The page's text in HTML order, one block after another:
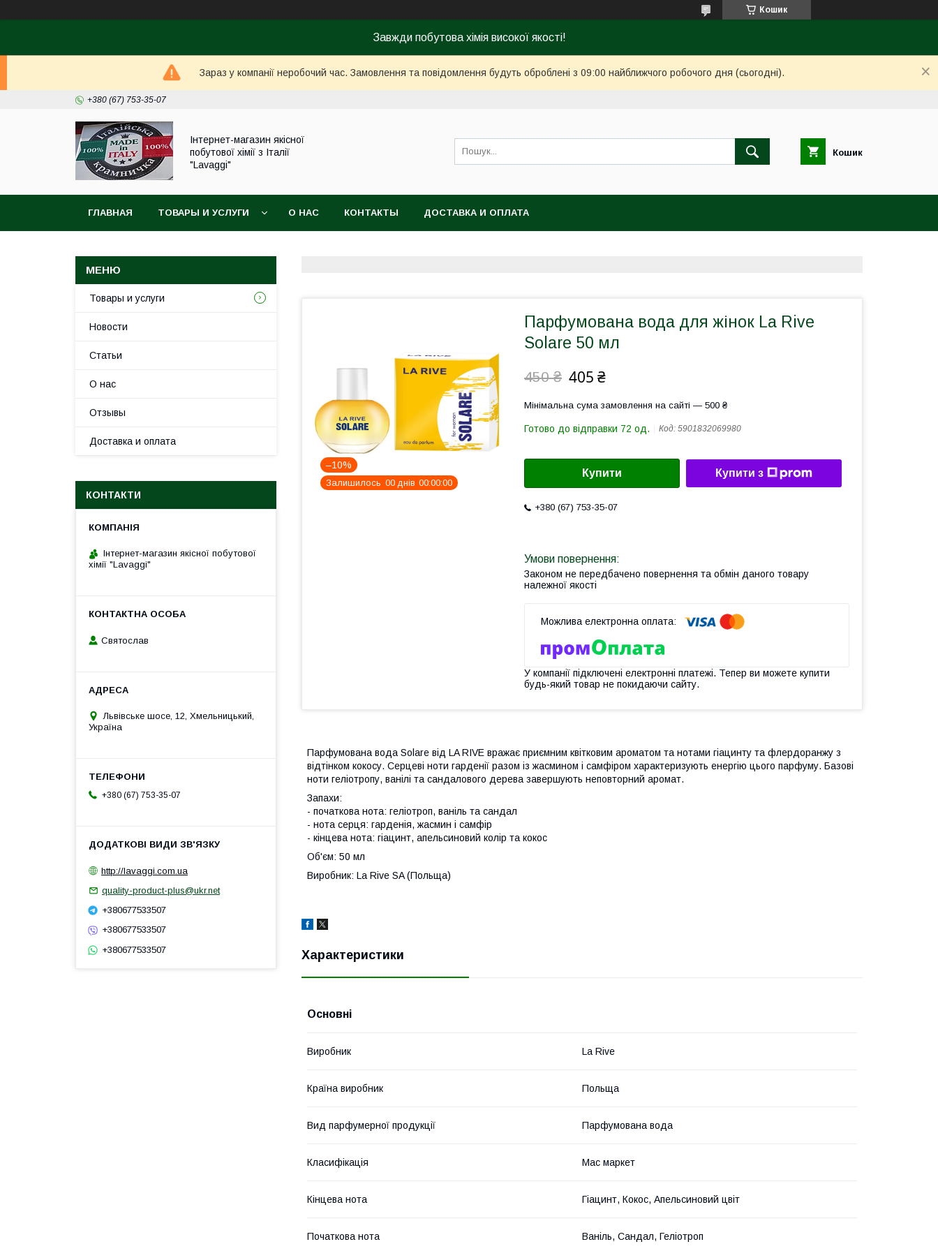
Кошик
Завжди побутова хімія високої якості!
Зараз у компанії неробочий час. Замовлення та повідомлення будуть оброблені з 09:00 найближчого робочого дня (сьогодні).
+380 (67) 753-35-07
Інтернет-магазин якісної
побутової хімії з Італії
"Lavaggi"
Кошик
ГЛАВНАЯ ТОВАРЫ И УСЛУГИ О НАС КОНТАКТЫ ДОСТАВКА И ОПЛАТА
–10%
Залишилось 00 днів 00 00 00
Парфумована вода для жінок La Rive
Solare 50 мл
450 ₴ 405 ₴
Мінімальна сума замовлення на сайті — 500 ₴
Готово до відправки 72 од. Код: 5901832069980
Купити Купити з
+380 (67) 753-35-07
Законом не передбачено повернення та обмін даного товару
належної якості
У компанії підключені електронні платежі. Тепер ви можете купити
будь-який товар не покидаючи сайту.
Парфумована вода Solare від LA RIVE вражає приємним квітковим ароматом та нотами гіацинту та флердоранжу з
відтінком кокосу. Серцеві ноти гарденії разом із жасмином і самфіром характеризують енергію цього парфуму. Базові
ноти геліотропу, ванілі та сандалового дерева завершують неповторний аромат.
Запахи:
- початкова нота: геліотроп, ваніль та сандал
- нота серця: гарденія, жасмин і самфір
- кінцева нота: гіацинт, апельсиновий колір та кокос
Об'єм: 50 мл
Виробник: La Rive SA (Польща)
Характеристики
Основні
Виробник La Rive
Країна виробник Польща
Вид парфумерної продукції Парфумована вода
Класифікація Мас маркет
Кінцева нота Гіацинт, Кокос, Апельсиновий цвіт
Початкова нота Ваніль, Сандал, Геліотроп
Товары и услуги
Новости
Статьи
О нас
Отзывы
Доставка и оплата
КОНТАКТИ
Інтернет-магазин якісної побутової
хімії "Lavaggi"
Святослав
Львівське шосе, 12, Хмельницький,
Україна
+380 (67) 753-35-07
http://lavaggi.com.ua
quality-product-plus@ukr.net
+380677533507
+380677533507
+380677533507